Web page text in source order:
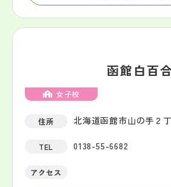
女子校
函館白百
住所 北海道函館市山の手２
TEL 0138-55-6682
アクセス